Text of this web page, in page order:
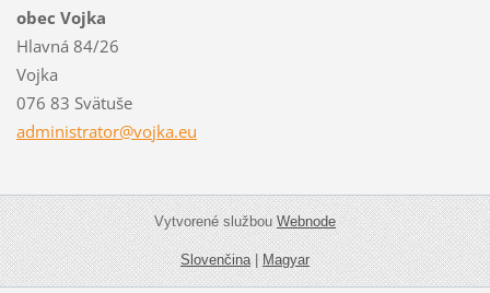
obec Vojka
Hlavná 84/26
Vojka
076 83 Svätuše
administrator@vojka.eu
Vytvorené službouWebnode
Slovenčina|Magyar